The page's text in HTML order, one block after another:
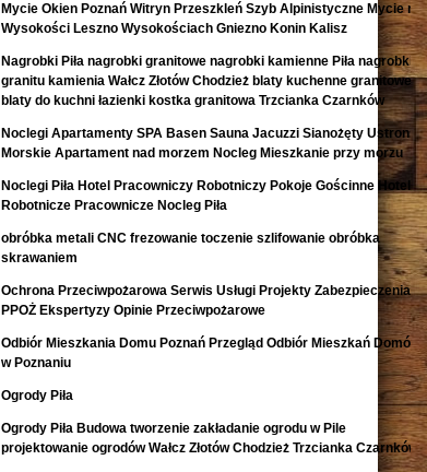
Mycie Okien Poznań Witryn Przeszkleń Szyb Alpinistyczne Mycie na
Wysokości Leszno Wysokościach Gniezno Konin Kalisz
Nagrobki Piła nagrobki granitowe nagrobki kamienne Piła nagrobki z
granitu kamienia Wałcz Złotów Chodzież blaty kuchenne granitowe
blaty do kuchni łazienki kostka granitowa Trzcianka Czarnków
Noclegi Apartamenty SPA Basen Sauna Jacuzzi Sianożęty Ustronie
Morskie Apartament nad morzem Nocleg Mieszkanie przy morzu
Noclegi Piła Hotel Pracowniczy Robotniczy Pokoje Gościnne Hotele
Robotnicze Pracownicze Nocleg Piła
obróbka metali CNC frezowanie toczenie szlifowanie obróbka
skrawaniem
Ochrona Przeciwpożarowa Serwis Usługi Projekty Zabezpieczenia
PPOŻ Ekspertyzy Opinie Przeciwpożarowe
Odbiór Mieszkania Domu Poznań Przegląd Odbiór Mieszkań Domów
w Poznaniu
Ogrody Piła
Ogrody Piła Budowa tworzenie zakładanie ogrodu w Pile
projektowanie ogrodów Wałcz Złotów Chodzież Trzcianka Czarnków